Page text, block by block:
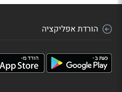
הורדת אפליקציה